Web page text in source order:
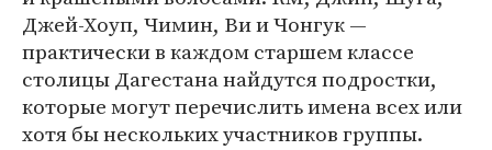
Джей-Хоуп, Чимин, Ви и Чонгук —
практически в каждом старшем классе
столицы Дагестана найдутся подростки,
которые могут перечислить имена всех или
хотя бы нескольких участников группы.